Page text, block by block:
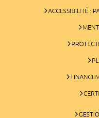
ACCESSIBILITÉ :